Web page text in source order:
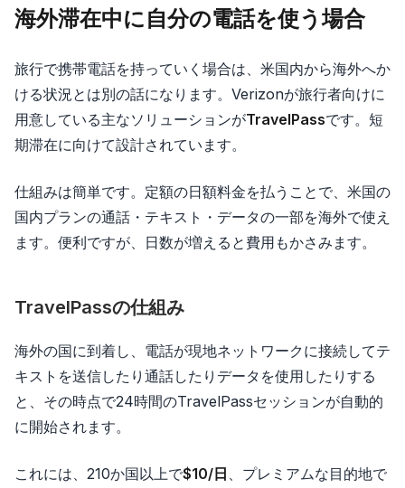
海外滞在中に自分の電話を使う場合
旅行で携帯電話を持っていく場合は、米国内から海外へか
ける状況とは別の話になります。Verizonが旅行者向けに
用意している主なソリューションがTravelPassです。短
期滞在に向けて設計されています。
仕組みは簡単です。定額の日額料金を払うことで、米国の
国内プランの通話・テキスト・データの一部を海外で使え
ます。便利ですが、日数が増えると費用もかさみます。
TravelPassの仕組み
海外の国に到着し、電話が現地ネットワークに接続してテ
キストを送信したり通話したりデータを使用したりする
と、その時点で24時間のTravelPassセッションが自動的
に開始されます。
これには、210か国以上で$10/日 、プレミアムな目的地で